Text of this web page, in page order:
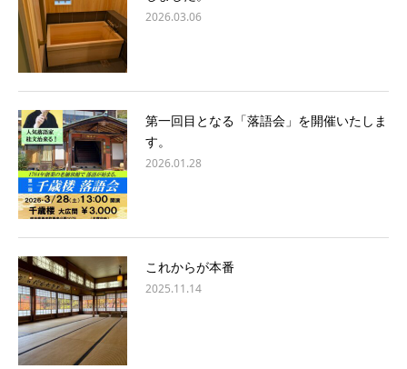
2026.03.06
第一回目となる「落語会」を開催いたしま
す。
2026.01.28
これからが本番
2025.11.14